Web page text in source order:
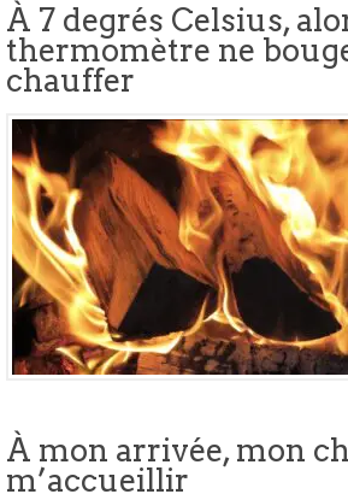
À 7 degrés Celsius,
thermomètre ne
chauffer
À mon arrivée, mon
m’accueillir